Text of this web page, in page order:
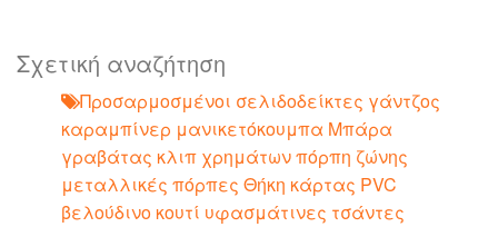
Σχετική αναζήτηση
Προσαρμοσμένοι σελιδοδείκτες γάντζος
καραμπίνερ μανικετόκουμπα Μπάρα
γραβάτας κλιπ χρημάτων πόρπη ζώνης
μεταλλικές πόρπες Θήκη κάρτας PVC
βελούδινο κουτί υφασμάτινες τσάντες